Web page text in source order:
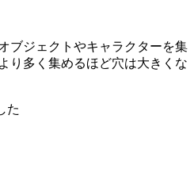
ブジェクトやキャラクターを集
り多く集めるほど穴は大きくな
た